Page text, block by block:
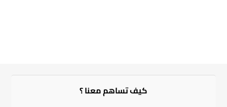
كيف تساهم معنا ؟​